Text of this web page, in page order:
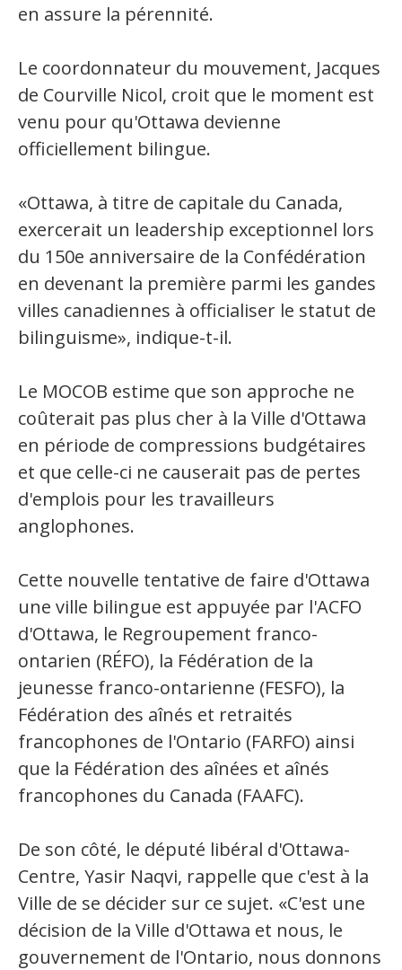
Capsules linguistiques
Intégration linguistique
Cours de français
Espace militant
Nos campagnes
en assure la pérennité.
Le coordonnateur du mouvement, Jacques
de Courville Nicol, croit que le moment est
venu pour qu'Ottawa devienne
officiellement bilingue.
«Ottawa, à titre de capitale du Canada,
exercerait un leadership exceptionnel lors
du 150e anniversaire de la Confédération
en devenant la première parmi les gandes
villes canadiennes à officialiser le statut de
bilinguisme», indique-t-il.
Le MOCOB estime que son approche ne
coûterait pas plus cher à la Ville d'Ottawa
en période de compressions budgétaires
et que celle-ci ne causerait pas de pertes
d'emplois pour les travailleurs
anglophones.
Cette nouvelle tentative de faire d'Ottawa
une ville bilingue est appuyée par l'ACFO
d'Ottawa, le Regroupement franco-
ontarien (RÉFO), la Fédération de la
jeunesse franco-ontarienne (FESFO), la
Fédération des aînés et retraités
francophones de l'Ontario (FARFO) ainsi
que la Fédération des aînées et aînés
francophones du Canada (FAAFC).
De son côté, le député libéral d'Ottawa-
Centre, Yasir Naqvi, rappelle que c'est à la
Ville de se décider sur ce sujet. «C'est une
décision de la Ville d'Ottawa et nous, le
gouvernement de l'Ontario, nous donnons